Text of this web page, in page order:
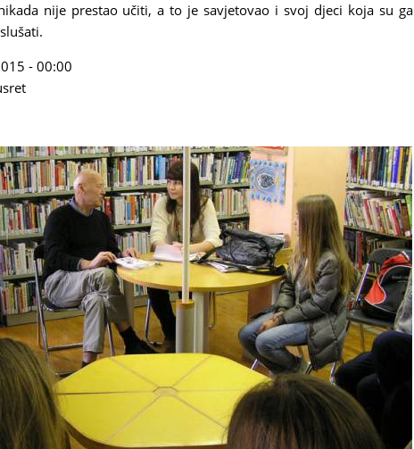
nije prestao učiti, a to je savjetovao i svoj djeci koja su ga
- 00:00